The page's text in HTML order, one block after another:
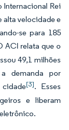
Internacional Rei
alta velocidade e
se para 185
ACI relata que o
49,1 milhões
demanda por
[3]. Esses
e liberam